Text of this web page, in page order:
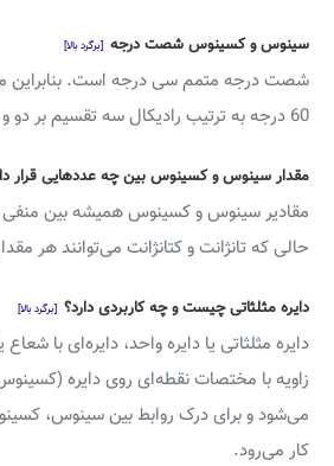
سینوس و کسینوس شصت درجه [برگرد بالا]
شصت درجه متمم سی درجه است. بنابراین
60 درجه به ترتیب رادیکال سه تقسیم بر دو و یک دوم هستند.
مقدار سینوس و کسینوس بین چه عددهایی قرار
مقادیر سینوس و کسینوس همیشه بین منفی
حالی که تانژانت و کتانژانت می‌توانند هر
دایره مثلثاتی چیست و چه کاربردی دارد؟ [برگرد بالا]
دایره مثلثاتی یا دایره واحد، دایره‌ای با
زاویه با مختصات نقطه‌ای روی دایره
می‌شود و برای درک روابط بین سینوس، کسینوس،
کار می‌رود.